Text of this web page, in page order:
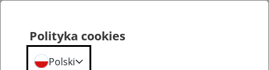
Polityka cookies
Polski